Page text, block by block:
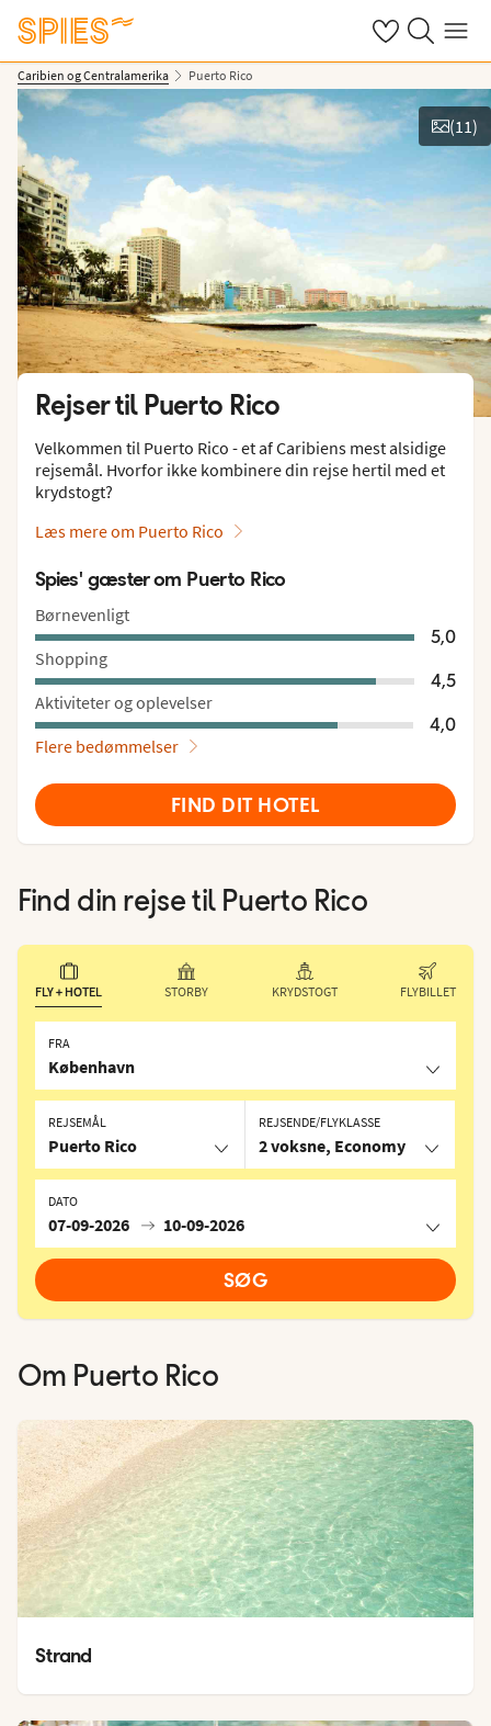
Se dine gemte
Søg påMenu
Caribien og Centralamerika Puerto Rico
Vis billeder
(11)
Rejser til Puerto Rico
Velkommen til Puerto Rico - et af Caribiens mest alsidige
rejsemål. Hvorfor ikke kombinere din rejse hertil med et
krydstogt?
Læs mere om Puerto Rico
Spies' gæster om Puerto Rico
Børnevenligt
5,0
Shopping
4,5
Aktiviteter og oplevelser
4,0
Flere bedømmelser
FIND DIT HOTEL
Find din rejse til Puerto Rico
FLY + HOTEL STORBY KRYDSTOGT FLYBILLET
FRA
København
REJSEMÅL
Puerto Rico
DATO
07-09-2026 10-09-2026
REJSENDE/FLYKLASSE
2 voksne, Economy
SØG
Om Puerto Rico
Strand